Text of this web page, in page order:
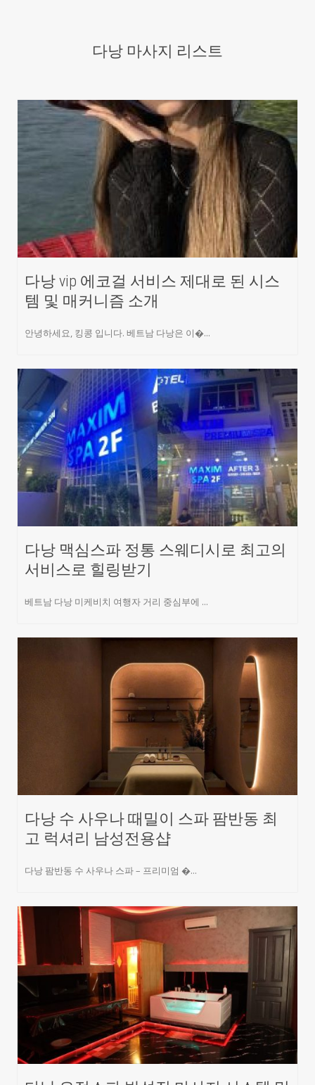
다낭 마사지 리스트
다낭 vip 에코걸 서비스 제대로 된 시스
템 및 매커니즘 소개
안녕하세요, 킹콩 입니다. 베트남 다낭은 이�...
다낭 맥심스파 정통 스웨디시로 최고의
서비스로 힐링받기
베트남 다낭 미케비치 여행자 거리 중심부에 ...
다낭 수 사우나 때밀이 스파 팜반동 최
고 럭셔리 남성전용샵
다낭 팜반동 수 사우나 스파 – 프리미엄 �...